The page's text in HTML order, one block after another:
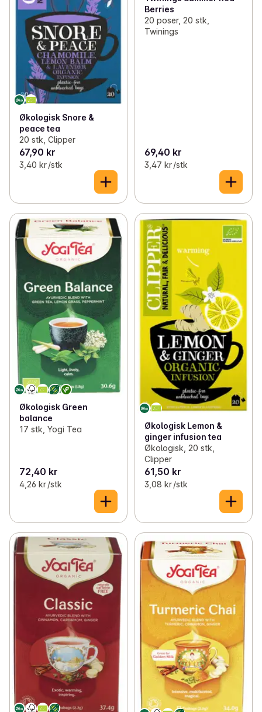
Økologisk Snore &
peace tea
20 stk, Clipper
67,90 kr
3,40 kr /stk
Berries
20 poser, 20 stk,
Twinings
69,40 kr
3,47 kr /stk
Økologisk Green
balance
17 stk, Yogi Tea
72,40 kr
4,26 kr /stk
Økologisk Lemon &
ginger infusion tea
Økologisk, 20 stk,
Clipper
61,50 kr
3,08 kr /stk